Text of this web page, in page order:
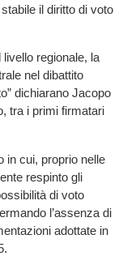
il diritto di voto
livello regionale, la
nel dibattito
dichiarano Jacopo
tra i primi firmatari
in cui, proprio nelle
respinto gli
di voto
l’assenza di
adottate in